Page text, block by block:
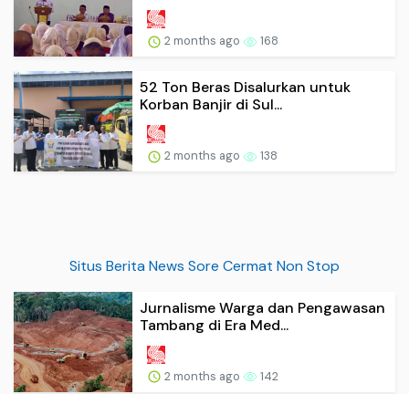
2 months ago
Korban Banjir di Sul...
2 months ago
Tambang di Era Med...
2 months ago